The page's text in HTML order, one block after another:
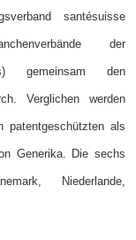
santésuisse
der
gemeinsam den
Verglichen werden
patentgeschützten als
Generika. Die sechs
Niederlande,